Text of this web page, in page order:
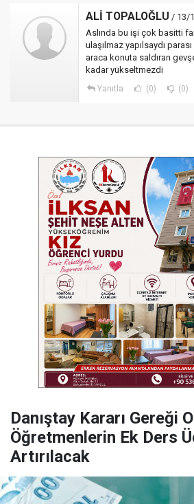
ALİ TOPALOĞLU / 13/
Aslında bu işi çok basitti
ulaşılmaz yapılsaydı
araca konuta saldıran
kadar yükseltmezdi
Yanıtla (0) (0)
Danıştay Kararı Gereği O
Öğretmenlerin Ek Ders
Artırılacak